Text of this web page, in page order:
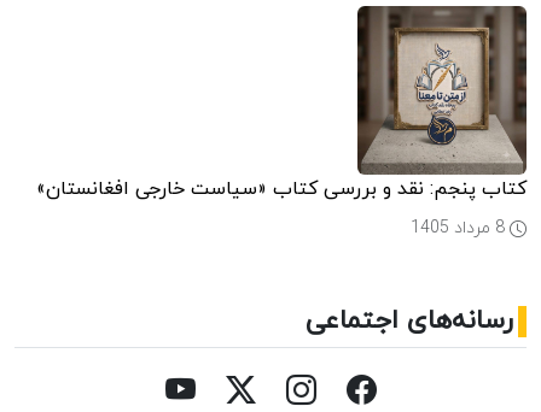
کتاب پنجم: نقد و بررسی کتاب «سیاست خارجی افغانستان»
رسانه‌های اجتماعی